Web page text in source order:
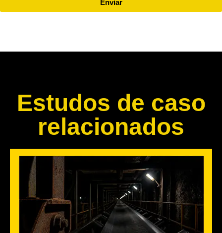
Enviar
Estudos de caso
relacionados